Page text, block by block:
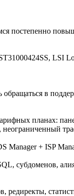
постепенно
LSI
обращаться в
планах:
+ ISP
субдоменов,